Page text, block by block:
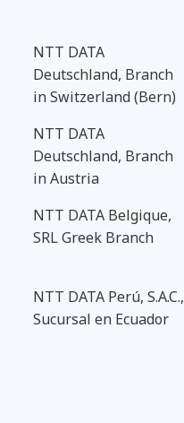
NTT DATA
Deutschland, Branch
in Switzerland (Bern)
NTT DATA
Deutschland, Branch
in Austria
NTT DATA Belgique,
SRL Greek Branch
NTT DATA Perú, S.A.C.,
Sucursal en Ecuador